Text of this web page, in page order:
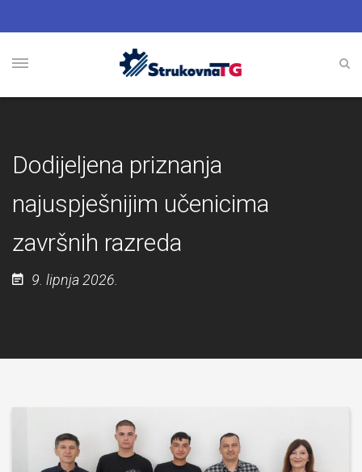
Dodijeljena priznanja
najuspješnijim učenicima
završnih razreda
9. lipnja 2026.